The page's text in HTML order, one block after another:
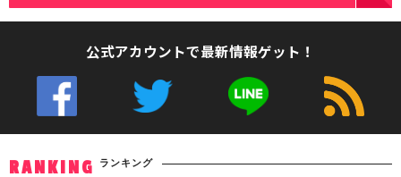
公式アカウントで最新情報ゲット！
RANKING ランキング